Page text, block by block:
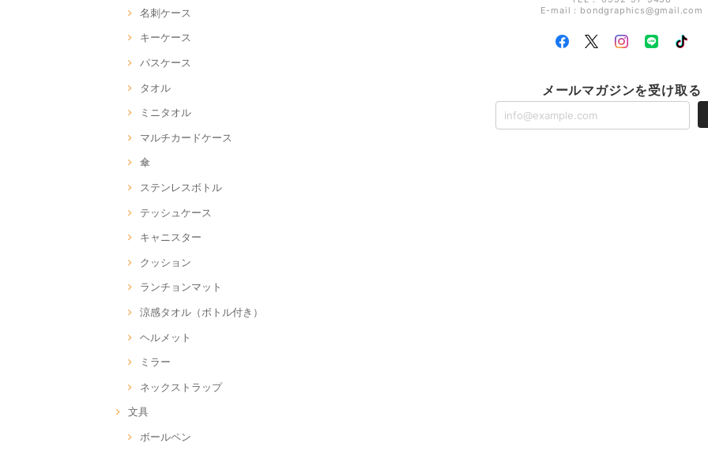
名刺ケース
キーケース
パスケース
タオル
ミニタオル
マルチカードケース
傘
ステンレスボトル
テッシュケース
キャニスター
クッション
ランチョンマット
涼感タオル（ボトル付き）
ヘルメット
ミラー
ネックストラップ
文具
ボールペン
E-mail： bondgraphics@gmail.com
メールマガジンを受け取る